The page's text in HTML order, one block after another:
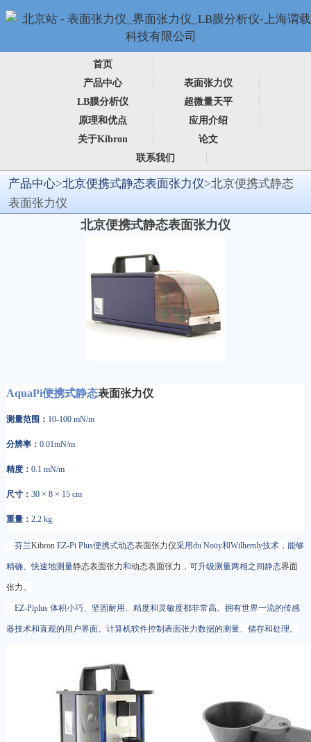
首页
产品中心
表面张力仪
LB膜分析仪
超微量天平
原理和优点
应用介绍
关于Kibron
论文
联系我们
产品中心>北京便携式静态表面张力仪>北京便携式静态
表面张力仪
北京便携式静态表面张力仪
AquaPi便携式静态表面张力仪
测量范围： 10-100 mN/m
分辨率： 0.01mN/m
精度： 0.1 mN/m
尺寸： 30 × 8 × 15 cm
重量： 2.2 kg
芬兰Kibron EZ-Pi Plus便携式动态表面张力仪采用du Noüy和Wilhemly技术，能够
精确、快速地测量静态表面张力和动态表面张力 ，可升级测量两相之间静态界面
张力。
EZ-Piplus 体积小巧、坚固耐用、精度和灵敏度都非常高。拥有世界一流的传感
器技术和直观的用户界面。计算机软件控制表面张力数据的测量、储存和处理。